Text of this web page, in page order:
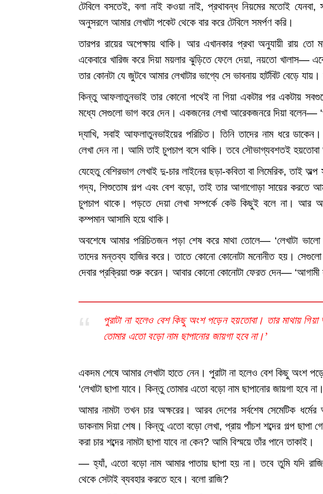
টেবিলে বসতেই, বলা নাই কওয়া নাই, প্রথাবন্ধ নিয়মের মতোই যেনবা,
অনুসরলে আমার লেখাটা পকেট থেকে বার করে টেবিলে সমর্পণ করি।
তারপর রায়ের অপেক্ষায় থাকি। আর এখানকার প্রথা অনুযায়ী রায়
একেবারে খারিজ করে দিয়া ময়লার ঝুড়িতে ফেলে দেয়া, নয়তো খালাস—
তার কোনটা যে জুটবে আমার লেখাটার ভাগ্যে সে ভাবনায় হার্টবিট বেড়ে
কিন্তু আফলাতুনভাই তার কোনো পথেই না গিয়া একটার পর একটায়
মধ্যে সেগুলো ভাগ করে দেন। একজনের লেখা আরেকজনরে দিয়া
দ্যাখি, সবাই আফলাতুনভাইয়ের পরিচিত। তিনি তাদের নাম ধরে
লেখা দেন না। আমি তাই চুপচাপ বসে থাকি। তবে সৌভাগ্যবশতই হয়তোবা
যেহেতু বেশিরভাগ লেখাই দু-চার লাইনের ছড়া-কবিতা বা লিমেরিক, তাই
গদ্য, শিশুতোষ গল্প এবং বেশ বড়ো, তাই তার আগাগোড়া সায়ের করতে
চুপচাপ থাকে। পড়তে দেয়া লেখা সম্পর্কে কেউ কিছুই বলে না। আর
কম্পমান আসামি হয়ে থাকি।
অবশেষে আমার পরিচিতজন পড়া শেষ করে মাথা তোলে— ‘লেখাটা ভালো
তাদের মন্তব্য হাজির করে। তাতে কোনো কোনোটা মনোনীত হয়।
দেবার প্রক্রিয়া শুরু করেন। আবার কোনো কোনোটা ফেরত দেন— ‘আগামী
পুরাটা না হলেও বেশ কিছু অংশ পড়েন হয়তোবা। তার মাথায়
তোমার এতো বড়ো নাম ছাপানোর জায়গা হবে না।’
একদম শেষে আমার লেখাটা হাতে নেন। পুরাটা না হলেও বেশ কিছু অংশ
‘লেখাটা ছাপা যাবে। কিন্তু তোমার এতো বড়ো নাম ছাপানোর জায়গা হবে
আমার নামটা তখন চার অক্ষরের। আরব দেশের সর্বশেষ সেমেটিক
ডাকনাম দিয়া শেষ। কিন্তু এতো বড়ো লেখা, প্রায় পাঁচশ শব্দের গল্প ছাপা
করা চার শব্দের নামটা ছাপা যাবে না কেন? আমি বিস্ময়ে তাঁর পানে তাকাই।
— হ্যাঁ, এতো বড়ো নাম আমার পাতায় ছাপা হয় না। তবে তুমি যদি
থেকে সেটাই ব্যবহার করতে হবে। বলো রাজি?